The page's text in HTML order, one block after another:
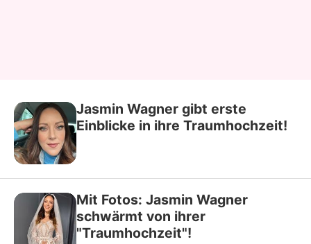
Jasmin Wagner gibt erste
Einblicke in ihre Traumhochzeit!
Mit Fotos: Jasmin Wagner
schwärmt von ihrer
"Traumhochzeit"!